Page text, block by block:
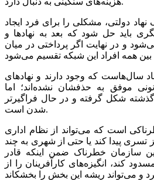
دولتی، مشکلی را برای فرد ایجاد
باید حل شود که بعد به نهادها و
و در نهایت اگر پرداختی در میان
سال‌هاست که وجود دارند و نهادهای
موفق به حذفشان نشده‌اند؛ اما
شکل گرفته و در حال فراگیرتر
شدن است.
است که می‌تواند از نظام اداری
تسری پیدا کند یا حتی از شهری به چند
سازمان خطرناک ضمن اینکه قادر
کند، انگیزه‌های کارآفرینان را از